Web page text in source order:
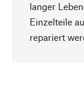
langer
Einzelteile
repariert